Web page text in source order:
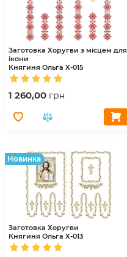
Заготовка Хоругви з місцем для
ікони
Княгиня Ольга Х-015
1 260,00 грн
Hовинка
Заготовка Хоругви
Княгиня Ольга Х-013